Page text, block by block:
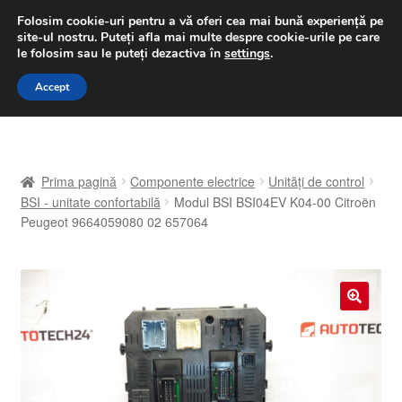
LIVRARE de la 33 lei
luni-vineri 9 a.m. - 4 p.m.031 229 6816
Sari
Sari
A lua legatura
Despre noi
Finalizare comandă
Prima pagină Componente electrice
Unități de control
BSI - unitate confortabilă
Modul BSI BSI04EV K04-00 Citroën
Peugeot 9664059080 02 657064
🔍
Folosim cookie-uri pentru a vă oferi cea mai bună experiență pe
site-ul nostru. Puteți afla mai multe despre cookie-urile pe care
le folosim sau le puteți dezactiva în settings.
Accept